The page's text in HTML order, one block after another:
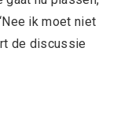
ik moet niet
de discussie